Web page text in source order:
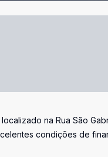
na Rua São
condições de